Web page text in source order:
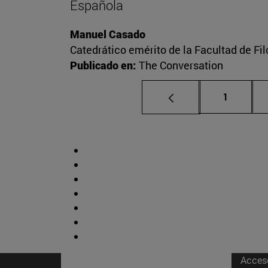
Española
Manuel Casado
Catedrático emérito de la Facultad de
Publicado en: The Conversation
Página
1